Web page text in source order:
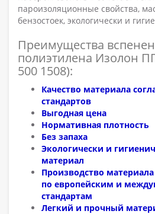
пароизоляционные свойства,
бензостоек, экологически и
Преимущества
полиэтилена Изолон
500 1508):
Качество материала
стандартов
Выгодная цена
Нормативная плотность
Без запаха
Экологически и
материал
Производство
по европейским и
стандартам
Легкий и прочный